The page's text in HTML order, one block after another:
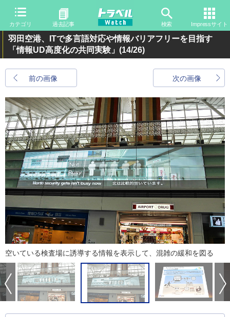
カテゴリ 過去記事 検索 Impressサイト
羽田空港、ITで多言語対応や情報バリアフリーを目指す
「情報UD高度化の共同実験」 (14/26)
前の画像 次の画像
空いている検査場に誘導する情報を表示して、混雑の緩和を図る